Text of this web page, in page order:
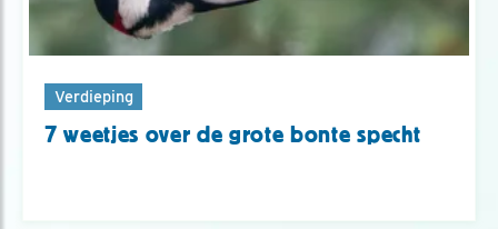
Verdieping
7 weetjes over de grote bonte specht